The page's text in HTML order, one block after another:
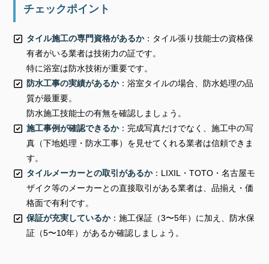
チェックポイント
タイル施工の専門資格があるか：タイル張り技能士の資格保
有者がいる業者は技術力の証です。
特に浴室は防水技術が重要です。
防水工事の実績があるか：浴室タイルの場合、防水処理の品
質が最重要。
防水施工技能士の有無を確認しましょう。
施工事例が確認できるか：完成写真だけでなく、施工中の写
真（下地処理・防水工事）を見せてくれる業者は信頼できま
す。
タイルメーカーとの取引があるか：LIXIL・TOTO・名古屋モ
ザイク等のメーカーとの直接取引がある業者は、品揃え・価
格面で有利です。
保証が充実しているか：施工保証（3〜5年）に加え、防水保
証（5〜10年）があるか確認しましょう。